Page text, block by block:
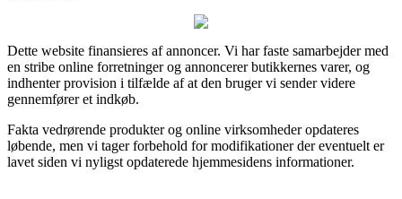
Dette website finansieres af annoncer. Vi har faste samarbejder med
en stribe online forretninger og annoncerer butikkernes varer, og
indhenter provision i tilfælde af at den bruger vi sender videre
gennemfører et indkøb.
Fakta vedrørende produkter og online virksomheder opdateres
løbende, men vi tager forbehold for modifikationer der eventuelt er
lavet siden vi nyligst opdaterede hjemmesidens informationer.